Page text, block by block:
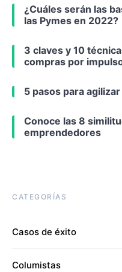
¿Cuáles serán las
las Pymes en 2022?
3 claves y 10
compras por
5 pasos para
Conoce las 8
emprendedores
CATEGORÍAS
Casos de éxito
Columistas